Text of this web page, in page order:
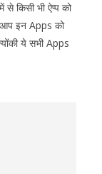
किसी भी ऐप्प को
आप इन Apps को
ये सभी Apps